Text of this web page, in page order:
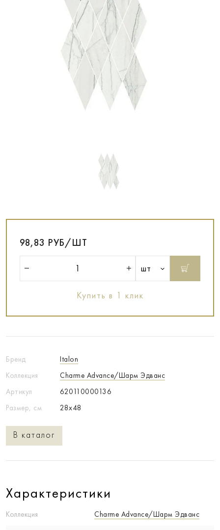
Бренд
Italon
Коллекция
Charme Advance/Шарм Эдванс
Артикул
620110000136
Размер, см
28x48
В каталог
98,83 РУБ/ШТ
шт
Купить в 1 клик
Характеристики
Коллекция Charme Advance/Шарм Эдванс